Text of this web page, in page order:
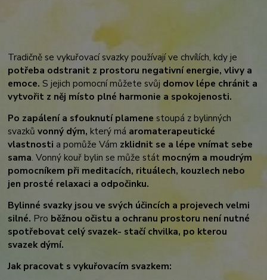
Tradičně se vykuřovací svazky používají ve chvílích, kdy je
potřeba odstranit z prostoru negativní energie, vlivy a
emoce.S jejich pomocní můžete svůj domov lépe chránit a
vytvořit z něj místo plné harmonie a spokojenosti.
Po zapálení a sfouknutí plamene stoupá z bylinných
svazkůvonný dým, který má aromaterapeutické
vlastnostia pomůže Vám zklidnit se a lépe vnímat sebe
sama. Vonný kouř bylin se může stát mocným a moudrým
pomocníkem při meditacích, rituálech, kouzlech nebo
jen prosté relaxaci a odpočinku.
Bylinné svazky jsou ve svých účincích a projevech velmi
silné. Pro běžnou očistu a ochranu prostoru není nutné
spotřebovat celý svazek- stačí chvilka, po kterou
svazek dýmí.
Jak pracovat s vykuřovacím svazkem: